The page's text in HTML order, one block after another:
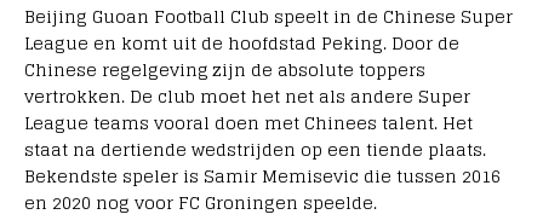
Beijing Guoan Football Club speelt in de Chinese Super
League en komt uit de hoofdstad Peking. Door de
Chinese regelgeving zijn de absolute toppers
vertrokken. De club moet het net als andere Super
League teams vooral doen met Chinees talent. Het
staat na dertiende wedstrijden op een tiende plaats.
Bekendste speler is Samir Memisevic die tussen 2016
en 2020 nog voor FC Groningen speelde.